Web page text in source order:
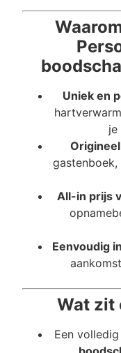
Uniek en
je
All-in prijs
Eenvoudig
Wat zit
Een